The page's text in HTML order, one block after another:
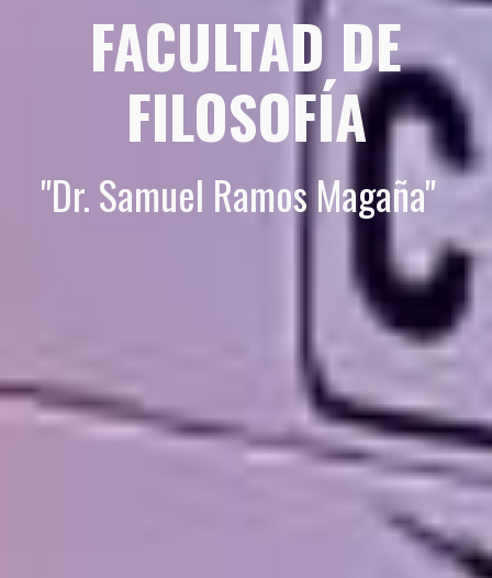
FACULTAD DE
FILOSOFÍA
"Dr. Samuel Ramos Magaña"